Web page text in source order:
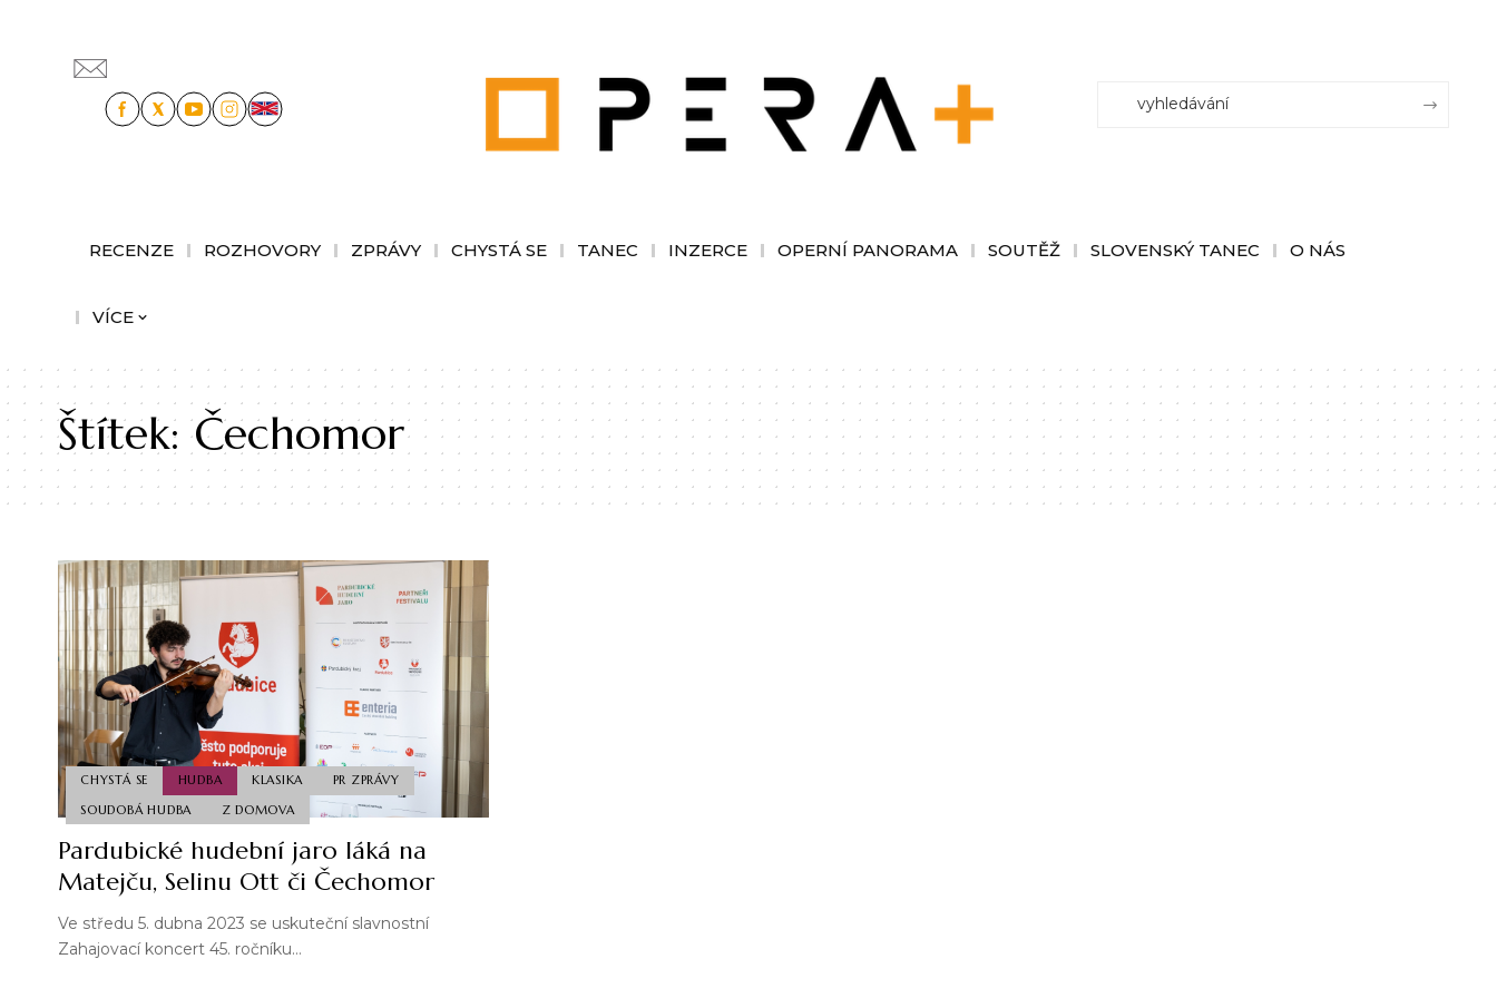
RECENZE ROZHOVORY ZPRÁVY CHYSTÁ SE TANEC INZERCE OPERNÍ PANORAMA SOUTĚŽ SLOVENSKÝ TANEC O NÁS
VÍCE
Štítek:Čechomor
CHYSTÁ SE HUDBA KLASIKA
PR ZPRÁVY
SOUDOBÁ HUDBA
Z DOMOVA
Pardubické hudební jaro láká na
Matejču, Selinu Ott či Čechomor
Ve středu 5. dubna 2023 se uskuteční slavnostní
Zahajovací koncert 45. ročníku…